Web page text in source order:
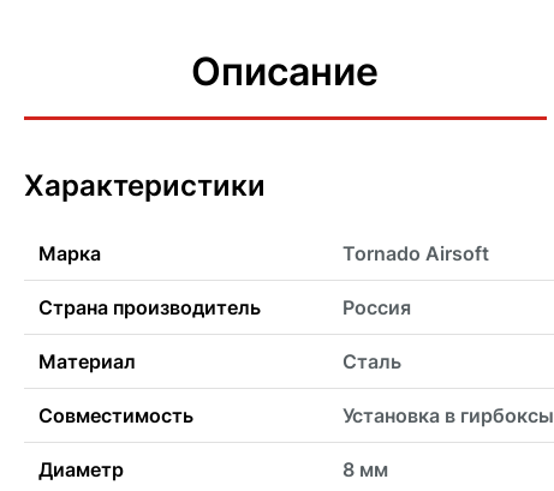
Описание
Характеристики
Марка Tornado Airsoft
Страна производитель Россия
Материал Сталь
Совместимость Установка в гирбоксы
Диаметр 8 мм